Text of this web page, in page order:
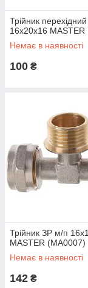
Трійник
16x20x16 MASTER
Немає в наявності
100 ₴
Трійник ЗР м/п
MASTER (MA0007)
Немає в наявності
142 ₴